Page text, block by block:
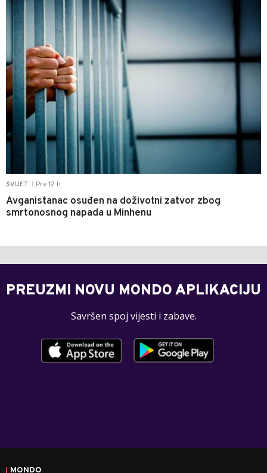
SVIJET Pre 12 h
Avganistanac osuđen na doživotni zatvor zbog
smrtonosnog napada u Minhenu
PREUZMI NOVU MONDO APLIKACIJU
Savršen spoj vijesti i zabave.
MONDO